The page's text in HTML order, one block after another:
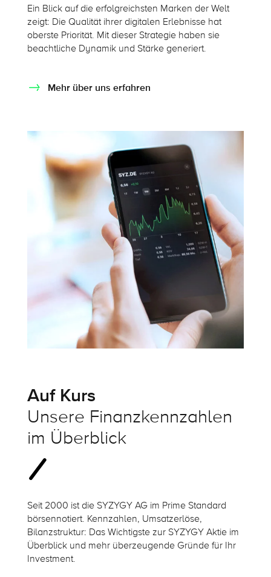
Ein Blick auf die erfolgreichsten Marken der Welt
zeigt: Die Qualität ihrer digitalen Erlebnisse hat
oberste Priorität. Mit dieser Strategie haben sie
beachtliche Dynamik und Stärke generiert.
Mehr über uns erfahren
Auf Kurs
Unsere Finanzkennzahlen
im Überblick
Seit 2000 ist die SYZYGY AG im Prime Standard
börsennotiert. Kennzahlen, Umsatzerlöse,
Bilanzstruktur: Das Wichtigste zur SYZYGY Aktie im
Überblick und mehr überzeugende Gründe für Ihr
Investment.